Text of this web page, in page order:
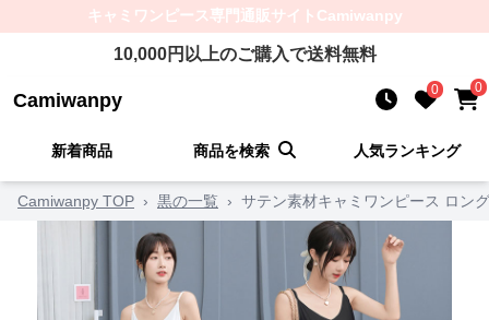
キャミワンピース専門通販サイト Camiwanpy
10,000円以上のご購入で送料無料
Camiwanpy 0 0
新着商品 商品を検索 人気ランキング
Camiwanpy TOP › 黒の一覧 › サテン素材キャミワンピース ロン